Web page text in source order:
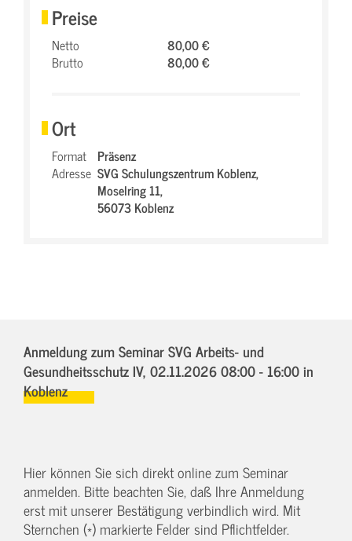
Preise
Netto
80,00 €
Brutto
80,00 €
Ort
Format Präsenz
Adresse SVG Schulungszentrum Koblenz,
Moselring 11,
56073 Koblenz
Anmeldung zum Seminar SVG Arbeits- und
Gesundheitsschutz IV, 02.11.2026 08:00 - 16:00in
Koblenz
Hier können Sie sich direkt online zum Seminar
anmelden. Bitte beachten Sie, daß Ihre Anmeldung
erst mit unserer Bestätigung verbindlich wird. Mit
Sternchen (*) markierte Felder sind Pflichtfelder.